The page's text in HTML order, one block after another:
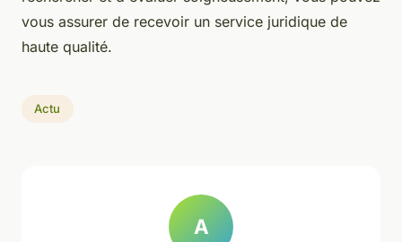
vous assurer de recevoir un service juridique de
haute qualité.
Actu
A